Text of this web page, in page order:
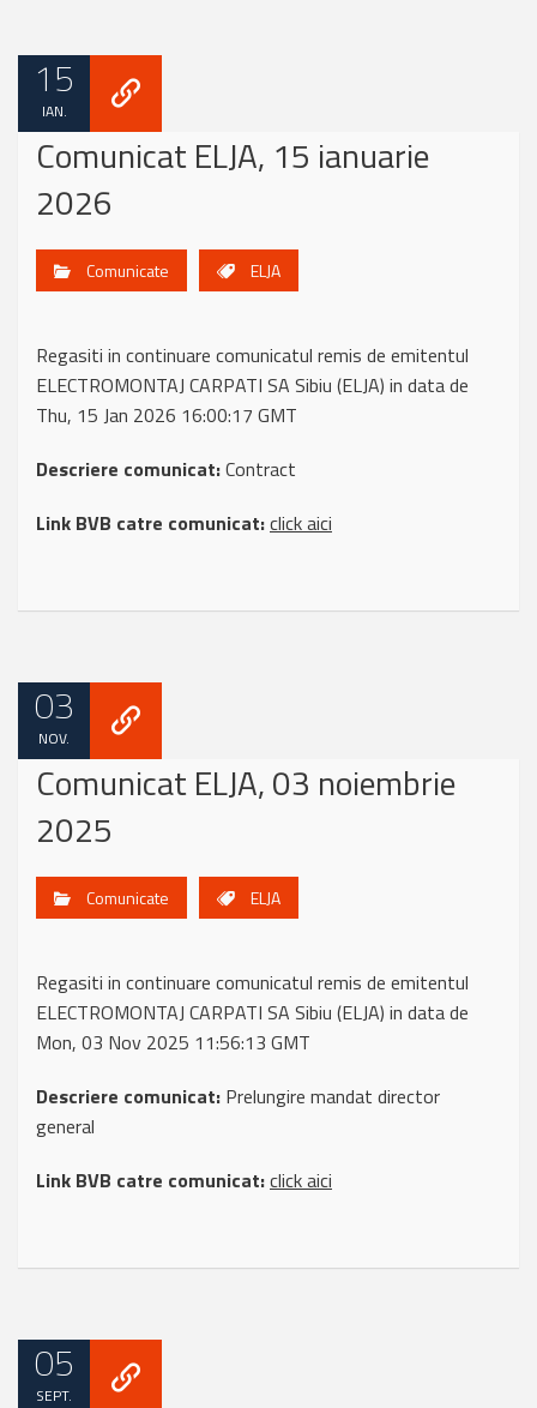
15
IAN.
Comunicat ELJA, 15 ianuarie
2026
Comunicate ELJA
Regasiti in continuare comunicatul remis de emitentul
ELECTROMONTAJ CARPATI SA Sibiu (ELJA) in data de
Thu, 15 Jan 2026 16:00:17 GMT
Descriere comunicat:Contract
Link BVB catre comunicat:click aici
03
NOV.
Comunicat ELJA, 03 noiembrie
2025
Comunicate ELJA
Regasiti in continuare comunicatul remis de emitentul
ELECTROMONTAJ CARPATI SA Sibiu (ELJA) in data de
Mon, 03 Nov 2025 11:56:13 GMT
Descriere comunicat: Prelungire mandat director
general
Link BVB catre comunicat:click aici
05
SEPT.